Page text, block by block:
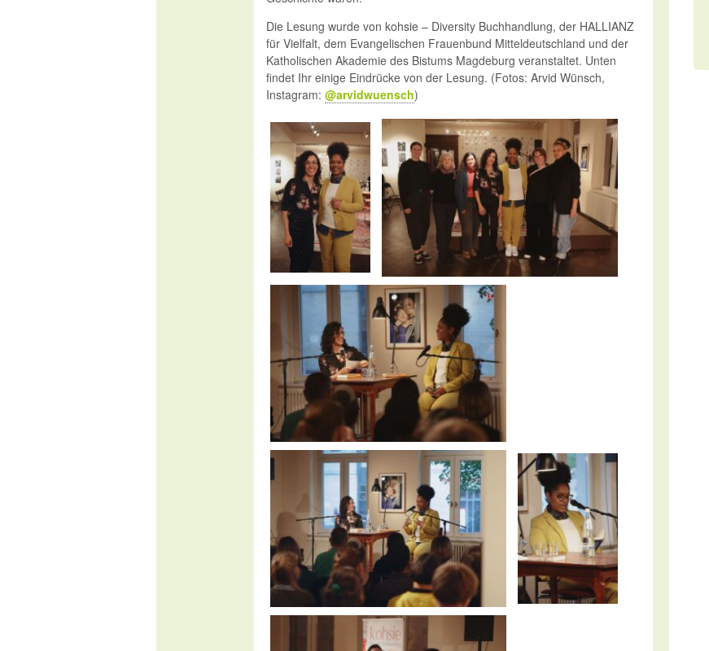
Die Lesung wurde von kohsie – Diversity Buchhandlung, der HALLIANZ
für Vielfalt, dem Evangelischen Frauenbund Mitteldeutschland und der
Katholischen Akademie des Bistums Magdeburg veranstaltet. Unten
findet Ihr einige Eindrücke von der Lesung. (Fotos: Arvid Wünsch,
Instagram: @arvidwuensch)